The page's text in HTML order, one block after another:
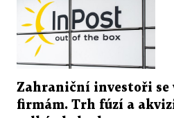
Zahraniční investoři se
firmám. Trh fúzí a